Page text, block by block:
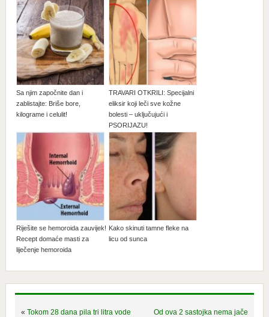
Sa njim započnite dan i
zablistajte: Briše bore,
kilograme i celulit!
TRAVARI OTKRILI: Specijalni
eliksir koji leči sve kožne
bolesti – uključujući i
PSORIJAZU!
Riješite se hemoroida zauvijek!
Recept domaće masti za
liječenje hemoroida
Kako skinuti tamne fleke na
licu od sunca
« Tokom 28 dana pila tri litra vode
Od ova 2 sastojka nema jače